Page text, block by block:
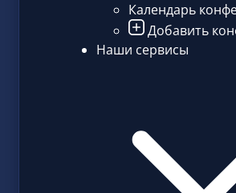
Календарь
Добавить
Наши сервисы